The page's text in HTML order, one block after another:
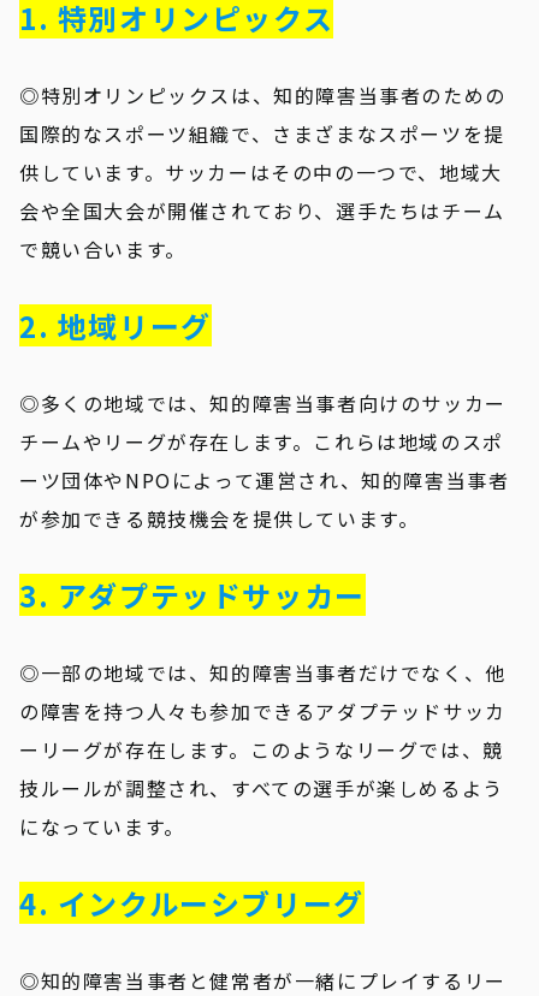
1. 特別オリンピックス
◎特別オリンピックスは、知的障害当事者のための
国際的なスポーツ組織で、さまざまなスポーツを提
供しています。サッカーはその中の一つで、地域大
会や全国大会が開催されており、選手たちはチーム
で競い合います。
2. 地域リーグ
◎多くの地域では、知的障害当事者向けのサッカー
チームやリーグが存在します。これらは地域のスポ
ーツ団体やNPOによって運営され、知的障害当事者
が参加できる競技機会を提供しています。
3. アダプテッドサッカー
◎一部の地域では、知的障害当事者だけでなく、他
の障害を持つ人々も参加できるアダプテッドサッカ
ーリーグが存在します。このようなリーグでは、競
技ルールが調整され、すべての選手が楽しめるよう
になっています。
4. インクルーシブリーグ
◎知的障害当事者と健常者が一緒にプレイするリー